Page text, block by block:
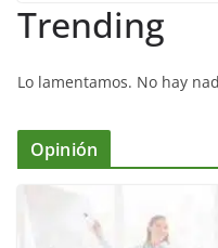
Trending
Lo lamentamos. No hay
Opinión